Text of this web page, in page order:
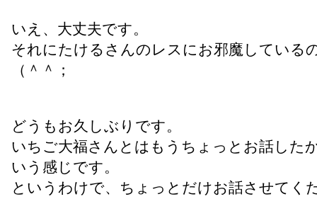
いえ、大丈夫です。
それにたけるさんのレスにお邪魔している
（＾＾；
どうもお久しぶりです。
いちご大福さんとはもうちょっとお話した
いう感じです。
というわけで、ちょっとだけお話させてく